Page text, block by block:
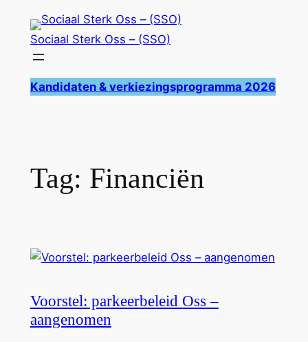
Sociaal Sterk Oss – (SSO)
Kandidaten & verkiezingsprogramma 2026
Tag: Financiën
Voorstel: parkeerbeleid Oss –
aangenomen